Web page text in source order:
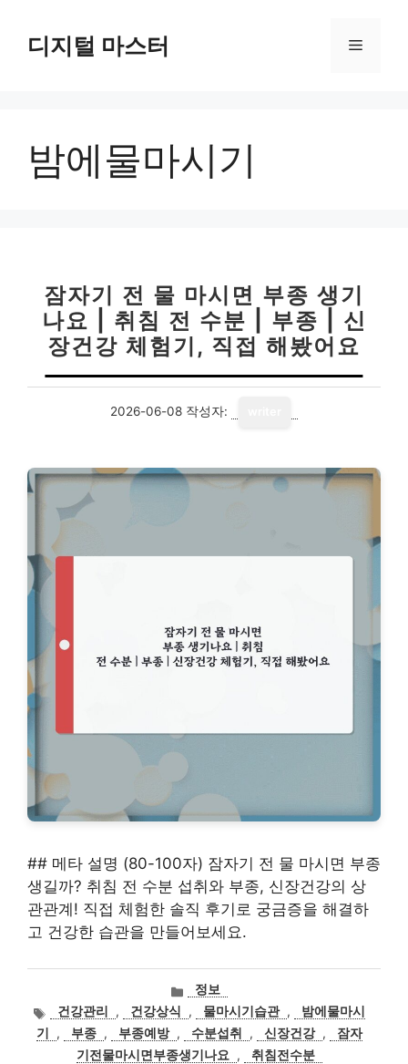
디지털 마스터 메
밤에물마시기
잠자기 전 물 마시면 부종 생기
나요 | 취침 전 수분 | 부종 | 신
장건강 체험기, 직접 해봤어요
2026-06-08 작성자:
## 메타 설명 (80-100자) 잠자기 전 물 마시면 부종
생길까? 취침 전 수분 섭취와 부종, 신장건강의 상
관관계! 직접 체험한 솔직 후기로 궁금증을 해결하
고 건강한 습관을 만들어보세요.
카
고
리
정보
태건강관리 , 건강상식 , 물마시기습관 ,
밤에물마시
기
, 부종 , 부종예방 , 수분섭취 , 신장건강 ,
잠자
기전물마시면부종생기나요
, 취침전수분